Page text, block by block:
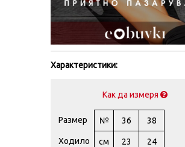
Характеристики:
Как да измеря
Размер № 36 38
Ходило см 23 24